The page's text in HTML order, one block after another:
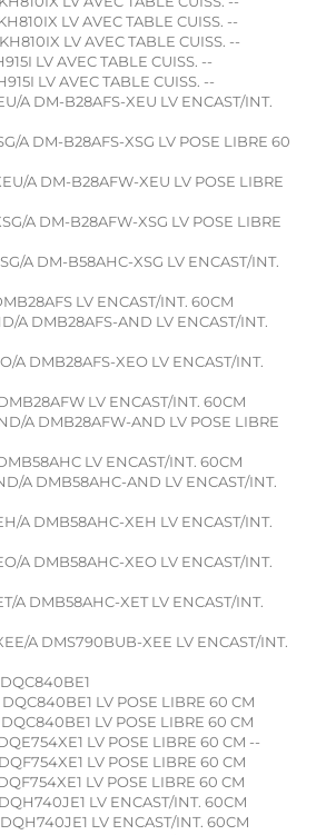
LV AVEC TABLE CUISS. --
LV AVEC TABLE CUISS. --
LV AVEC TABLE CUISS. --
LV AVEC TABLE CUISS. --
A DM-B28AFS-XEU LV ENCAST/INT.
A DM-B28AFS-XSG LV POSE LIBRE 60
A DM-B28AFW-XEU LV POSE LIBRE
A DM-B28AFW-XSG LV POSE LIBRE
A DM-B58AHC-XSG LV ENCAST/INT.
LV ENCAST/INT. 60CM
A DMB28AFS-AND LV ENCAST/INT.
A DMB28AFS-XEO LV ENCAST/INT.
LV ENCAST/INT. 60CM
A DMB28AFW-AND LV POSE LIBRE
LV ENCAST/INT. 60CM
A DMB58AHC-AND LV ENCAST/INT.
A DMB58AHC-XEH LV ENCAST/INT.
A DMB58AHC-XEO LV ENCAST/INT.
A DMB58AHC-XET LV ENCAST/INT.
A DMS790BUB-XEE LV ENCAST/INT.
LV POSE LIBRE 60 CM
LV POSE LIBRE 60 CM
LV POSE LIBRE 60 CM --
LV POSE LIBRE 60 CM
LV POSE LIBRE 60 CM
LV ENCAST/INT. 60CM
LV ENCAST/INT. 60CM